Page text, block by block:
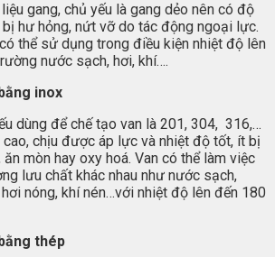
gang, chủ yếu là gang dẻo nên có độ
hư hỏng, nứt vỡ do tác động ngoại lực.
thể sử dụng trong điều kiện nhiệt độ lên
nước sạch, hơi, khí….
inox
dùng để chế tạo van là 201, 304, 316,…
chịu được áp lực và nhiệt độ tốt, ít bị
mòn hay oxy hoá. Van có thể làm việc
lưu chất khác nhau như nước sạch,
nóng, khí nén…với nhiệt độ lên đến 180
thép